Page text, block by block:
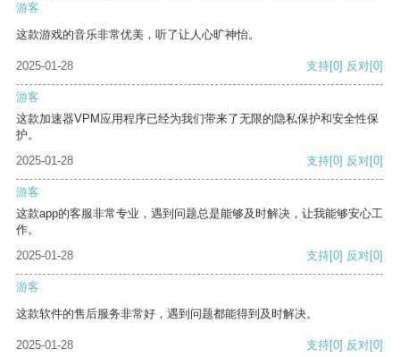
游客
这款游戏的音乐非常优美，听了让人心旷神怡。
2025-01-28 支持[0] 反对[0]
游客
这款加速器VPM应用程序已经为我们带来了无限的隐私保护和安全性保
护。
2025-01-28
支持[0] 反对[0]
游客
这款app的客服非常专业，遇到问题总是能够及时解决，让我能够安心工
作。
2025-01-28
支持[0] 反对[0]
游客
这款软件的售后服务非常好，遇到问题都能得到及时解决。
2025-01-28 支持[0] 反对[0]